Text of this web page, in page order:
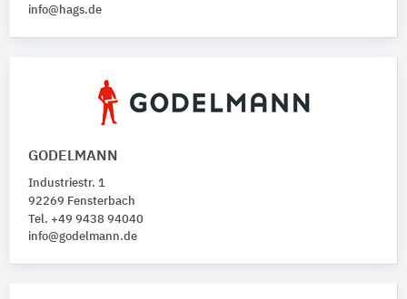
info@hags.de
GODELMANN
Industriestr. 1
92269 Fensterbach
Tel. +49 9438 94040
info@godelmann.de